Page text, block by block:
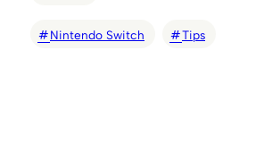
Nintendo Switch Tips